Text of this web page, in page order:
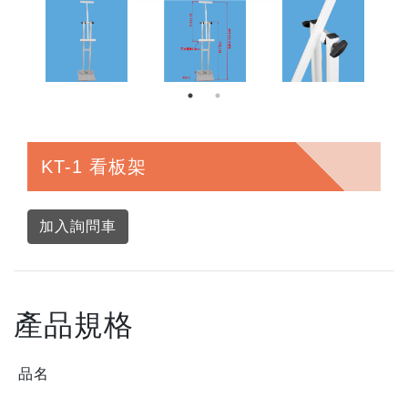
KT-1 看板架
加入詢問車
產品規格
品名